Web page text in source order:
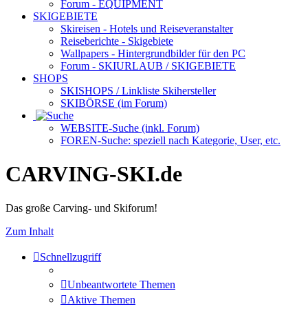
Forum - EQUIPMENT
SKIGEBIETE
Skireisen - Hotels und Reiseveranstalter
Reiseberichte - Skigebiete
Wallpapers - Hintergrundbilder für den PC
Forum - SKIURLAUB / SKIGEBIETE
SHOPS
SKISHOPS / Linkliste Skihersteller
SKIBÖRSE (im Forum)
WEBSITE-Suche (inkl. Forum)
FOREN-Suche: speziell nach Kategorie, User, etc.
CARVING-SKI.de
Das große Carving- und Skiforum!
Zum Inhalt
Schnellzugriff
Unbeantwortete Themen
Aktive Themen